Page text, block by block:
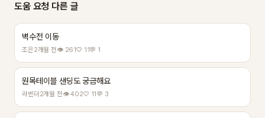
도움 요청 다른 글
벽수전 이동
조은2개월 전👁 261♡ 11💬 1
원목테이블 샌딩도 궁금해요
라벤더2개월 전👁 402♡ 11💬 3